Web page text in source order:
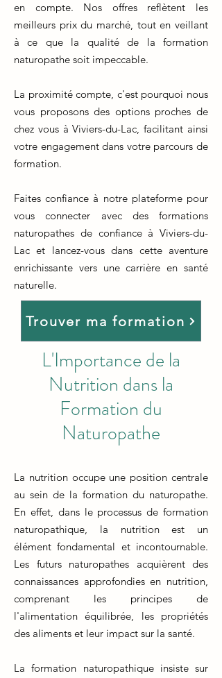
en compte. Nos offres reflètent les
meilleurs prix du marché, tout en veillant
à ce que la qualité de la formation
naturopathe soit impeccable.
La proximité compte, c'est pourquoi nous
vous proposons des options proches de
chez vous à Viviers-du-Lac, facilitant ainsi
votre engagement dans votre parcours de
formation.
Faites confiance à notre plateforme pour
vous connecter avec des formations
naturopathes de confiance à Viviers-du-
Lac et lancez-vous dans cette aventure
enrichissante vers une carrière en santé
naturelle.
Trouver ma formation
L'Importance de la
Nutrition dans la
Formation du
Naturopathe
La nutrition occupe une position centrale
au sein de la formation du naturopathe.
En effet, dans le processus de formation
naturopathique, la nutrition est un
élément fondamental et incontournable.
Les futurs naturopathes acquièrent des
connaissances approfondies en nutrition,
comprenant les principes de
l'alimentation équilibrée, les propriétés
des aliments et leur impact sur la santé.
La formation naturopathique insiste sur